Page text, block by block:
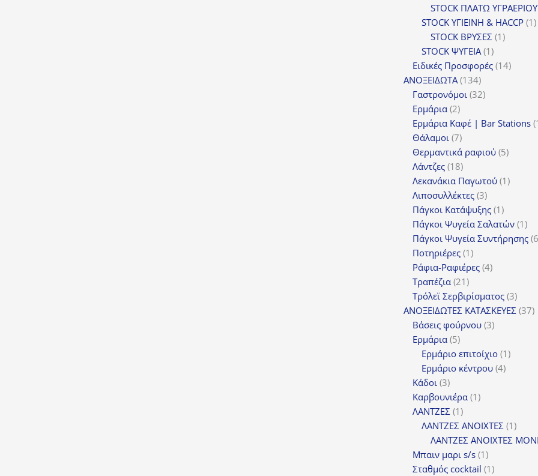
STOCK ΠΛΑΤΩ ΥΓΡΑΕΡΙΟΥ
STOCK ΥΓΙΕΙΝΗ & HACCP 11
STOCK ΒΡΥΣΕΣ 11
STOCK ΨΥΓΕΙΑ 11
προϊόν
Ειδικές Προσφορές 1414
ΑΝΟΞΕΙΔΩΤΑ 134134
προϊόντα
Γαστρονόμοι 3232
Ερμάρια 22
προϊόντα
Ερμάρια Καφέ | Bar Stations
Θάλαμοι 77
προϊόντα
Θερμαντικά ραφιού 55
Λάντζες 1818
προϊόντα
Λεκανάκια Παγωτού 11
Λιποσυλλέκτες 33
προϊόντα
Πάγκοι Κατάψυξης 11
προϊόν
Πάγκοι Ψυγεία Σαλατών 11
Πάγκοι Ψυγεία Συντήρησης 6
Ποτηριέρες 11
προϊόν
Ράφια-Ραφιέρες 44
Τραπέζια 2121
προϊόντα
Τρόλεϊ Σερβιρίσματος 33
ΑΝΟΞΕΙΔΩΤΕΣ ΚΑΤΑΣΚΕΥΕΣ 3737
Βάσεις φούρνου 33
Ερμάρια 55
προϊόντα
Ερμάριο επιτοίχιο 11
Ερμάριο κέντρου 44
Κάδοι 33
προϊόντα
Καρβουνιέρα 11
ΛΑΝΤΖΕΣ 11
προϊόν
ΛΑΝΤΖΕΣ ΑΝΟΙΧΤΕΣ 11
ΛΑΝΤΖΕΣ ΑΝΟΙΧΤΕΣ
Μπαιν μαρι s/s 11
προϊόν
Σταθμός cocktail 11